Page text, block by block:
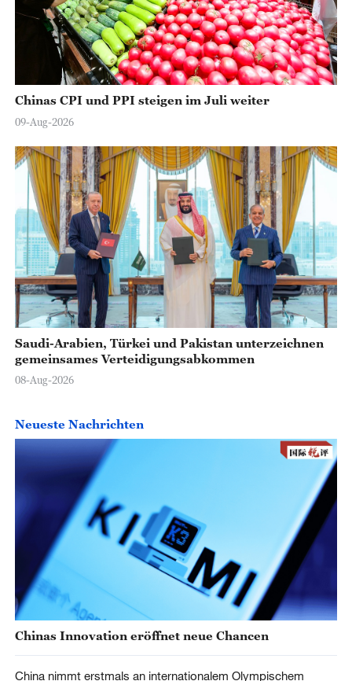
Chinas CPI und PPI steigen im Juli weiter
09-Aug-2026
Saudi-Arabien, Türkei und Pakistan unterzeichnen
gemeinsames Verteidigungsabkommen
08-Aug-2026
Neueste Nachrichten
Chinas Innovation eröffnet neue Chancen
China nimmt erstmals an internationalem Olympischem